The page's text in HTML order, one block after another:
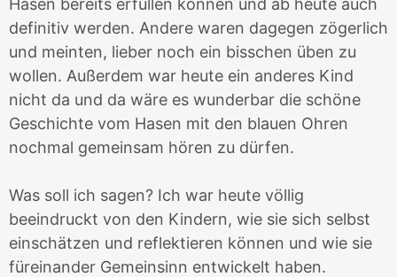
Hasen bereits erfüllen können und ab heute auch
definitiv werden. Andere waren dagegen zögerlich
und meinten, lieber noch ein bisschen üben zu
wollen. Außerdem war heute ein anderes Kind
nicht da und da wäre es wunderbar die schöne
Geschichte vom Hasen mit den blauen Ohren
nochmal gemeinsam hören zu dürfen.
Was soll ich sagen? Ich war heute völlig
beeindruckt von den Kindern, wie sie sich selbst
einschätzen und reflektieren können und wie sie
füreinander Gemeinsinn entwickelt haben.